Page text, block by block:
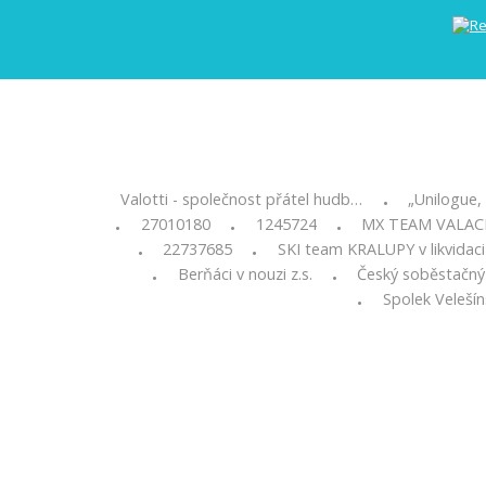
Valotti - společnost přátel hudb… •
„Unilogue,
•
27010180 • 1245724 •
MX TEAM
•
22737685 •
SKI team KRALUPY v likvidaci
•
Berňáci v nouzi z.s. •
Český
•
Spolek